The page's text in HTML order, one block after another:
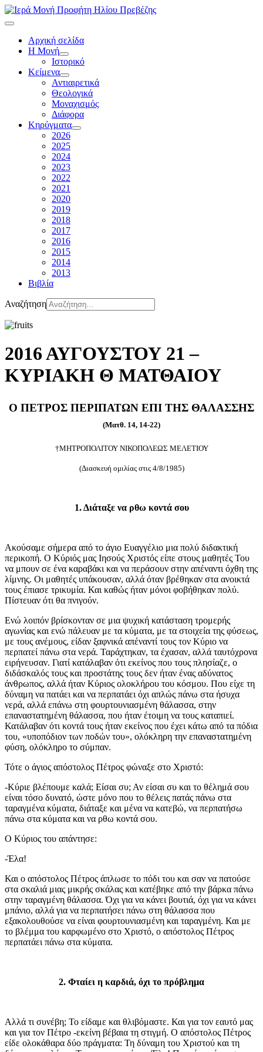
Αρχική σελίδα
Η Μονή
Ιστορικό
Κείμενα
Αντιαιρετικά
Θεολογικά
Μοναχισμός
Διάφορα
Κηρύγματα
2026
2025
2024
2023
2022
2021
2020
2019
2018
2017
2016
2015
2014
2013
Βιβλία
Αναζήτηση
2016 ΑΥΓΟΥΣΤΟΥ 21 –
ΚΥΡΙΑΚΗ Θ ΜΑΤΘΑΙΟΥ
Ο ΠΕΤΡΟΣ ΠΕΡΙΠΑΤΩΝ ΕΠΙ ΤΗΣ ΘΑΛΑΣΣΗΣ
(Ματθ. 14, 14-22)
†ΜΗΤΡΟΠΟΛΙΤΟΥ ΝΙΚΟΠΟΛΕΩΣ ΜΕΛΕΤΙΟΥ
(Διασκευή ομιλίας στις 4/8/1985)
1. Διάταξε να ρθω κοντά σου
Ακούσαμε σήμερα από το άγιο Ευαγγέλιο μια πολύ διδακτική
περικοπή. Ο Κύριός μας Ιησούς Χριστός είπε στους μαθητές Του
να μπουν σε ένα καραβάκι και να περάσουν στην απέναντι όχθη της
λίμνης. Οι μαθητές υπάκουσαν, αλλά όταν βρέθηκαν στα ανοικτά
τους έπιασε τρικυμία. Και καθώς ήταν μόνοι φοβήθηκαν πολύ.
Πίστευαν ότι θα πνιγούν.
Ενώ λοιπόν βρίσκονταν σε μια ψυχική κατάσταση τρομερής
αγωνίας και ενώ πάλευαν με τα κύματα, με τα στοιχεία της φύσεως,
με τους ανέμους, είδαν ξαφνικά απέναντί τους τον Κύριο να
περπατεί πάνω στα νερά. Ταράχτηκαν, τα έχασαν, αλλά ταυτόχρονα
ειρήνευσαν. Γιατί κατάλαβαν ότι εκείνος που τους πλησίαζε, ο
διδάσκαλός τους και προστάτης τους δεν ήταν ένας αδύνατος
άνθρωπος, αλλά ήταν Κύριος ολοκλήρου του κόσμου. Που είχε τη
δύναμη να πατάει και να περπατάει όχι απλώς πάνω στα ήσυχα
νερά, αλλά επάνω στη φουρτουνιασμένη θάλασσα, στην
επαναστατημένη θάλασσα, που ήταν έτοιμη να τους καταπιεί.
Κατάλαβαν ότι κοντά τους ήταν εκείνος που έχει κάτω από τα πόδια
του, «υποπόδιον των ποδών του», ολόκληρη την επαναστατημένη
φύση, ολόκληρο το σύμπαν.
Τότε ο άγιος απόστολος Πέτρος φώναξε στο Χριστό:
-Κύριε βλέπουμε καλά; Είσαι συ; Αν είσαι συ και το θέλημά σου
είναι τόσο δυνατό, ώστε μόνο που το θέλεις πατάς πάνω στα
ταραγμένα κύματα, διάταξε και μένα να κατεβώ, να περπατήσω
πάνω στα κύματα και να ρθω κοντά σου.
Ο Κύριος του απάντησε:
-Έλα!
Και ο απόστολος Πέτρος άπλωσε το πόδι του και σαν να πατούσε
στα σκαλιά μιας μικρής σκάλας και κατέβηκε από την βάρκα πάνω
στην ταραγμένη θάλασσα. Όχι για να κάνει βουτιά, όχι για να κάνει
μπάνιο, αλλά για να περπατήσει πάνω στη θάλασσα που
εξακολουθούσε να είναι φουρτουνιασμένη και ταραγμένη. Και με
το βλέμμα του καρφωμένο στο Χριστό, ο απόστολος Πέτρος
περπατάει πάνω στα κύματα.
2. Φταίει η καρδιά, όχι το πρόβλημα
Αλλά τι συνέβη; Το είδαμε και θλιβόμαστε. Και για τον εαυτό μας
και για τον Πέτρο -εκείνη βέβαια τη στιγμή. Ο απόστολος Πέτρος
είδε ολοκάθαρα δύο πράγματα: Τη δύναμη του Χριστού και τη